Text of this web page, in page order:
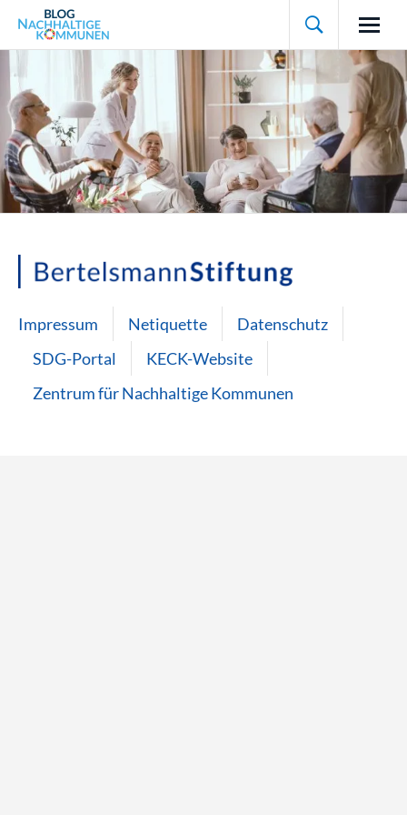

Impressum Netiquette
Datenschutz
SDG-Portal
KECK-Website
Zentrum für Nachhaltige Kommunen